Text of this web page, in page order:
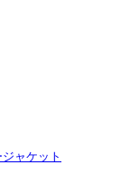
ャケット